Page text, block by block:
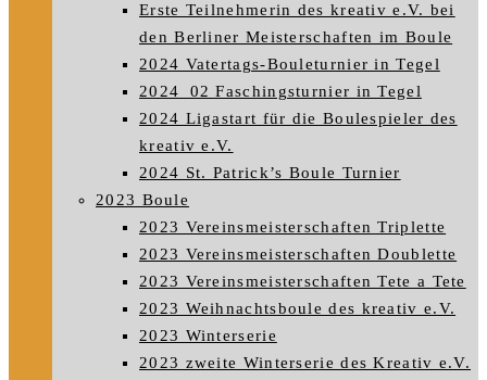
Erste Teilnehmerin des kreativ e.V. bei
den Berliner Meisterschaften im Boule
2024 Vatertags-Bouleturnier in Tegel
2024_02 Faschingsturnier in Tegel
2024 Ligastart für die Boulespieler des
kreativ e.V.
2024 St. Patrick’s Boule Turnier
2023 Boule
2023 Vereinsmeisterschaften Triplette
2023 Vereinsmeisterschaften Doublette
2023 Vereinsmeisterschaften Tete a Tete
2023 Weihnachtsboule des kreativ e.V.
2023 Winterserie
2023 zweite Winterserie des Kreativ e.V.